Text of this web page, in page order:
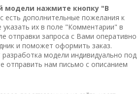
шпоном корня тополя и
матовым лаком.
- петли с доводчиком.
в индивидуальных размерах.
через сайт. Доставка
модели нажмите кнопку "В
есть дополнительные пожелания к
их в поле "Комментарии" в
отправки запроса с Вами оперативно
и поможет оформить заказ.
разработка модели индивидуально под
отправить нам письмо с описанием